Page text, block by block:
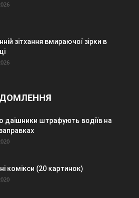
зітхання вмираючої зірки в
даішники штрафують водіїв на
комікси (20 картинок)